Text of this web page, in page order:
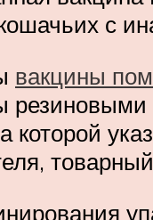
с
вакцины
которой